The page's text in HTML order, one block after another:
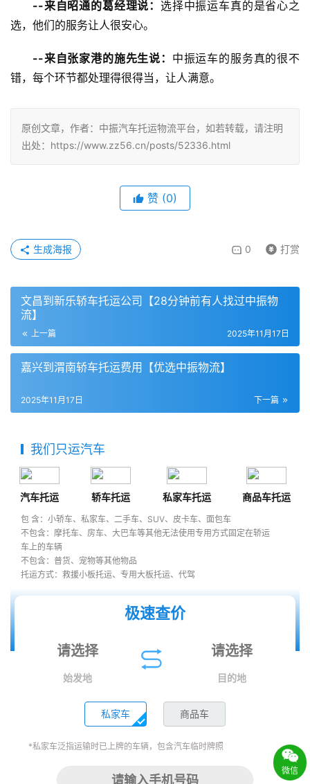
--来自昭通的葛经理说： 选择中振运车真的是省心之
选，他们的服务让人很安心。
--来自张家港的施先生说： 中振运车的服务真的很不
错，每个环节都处理得很得当，让人满意。
原创文章，作者：中振汽车托运物流平台，如若转载，请注明
出处：https://www.zz56.cn/posts/52336.html
赞 (0)
0 打赏
生成海报
文昌到新乐轿车托运公司【28分钟前有人找过中振物
流】
上一篇 2025年11月17日
嘉兴到渭南轿车托运费用【优选中振物流】
下一篇
2025年11月17日
我们只运汽车
汽车托运 轿车托运 私家车托运 商品车托运
包 含：小轿车、私家车、二手车、SUV、皮卡车、面包车
不包含：摩托车、房车、大巴车等其他无法使用专用方式固定在轿运
车上的车辆
不包含：普货、宠物等其他物品
托运方式：救援小板托运、专用大板托运、代驾
极速查价
始发地 目的地
私家车 商品车
*私家车泛指运输时已上牌的车辆，包含汽车临时牌照
微信